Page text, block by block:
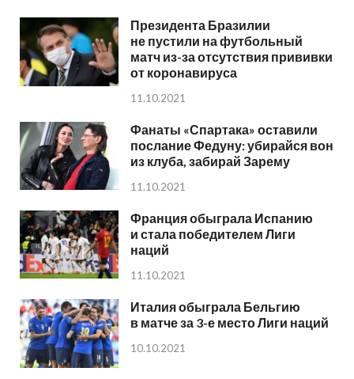
Президента Бразилии
не пустили на футбольный
матч из-за отсутствия прививки
от коронавируса
11.10.2021
Фанаты «Спартака» оставили
послание Федуну: убирайся вон
из клуба, забирай Зарему
11.10.2021
Франция обыграла Испанию
и стала победителем Лиги
наций
11.10.2021
Италия обыграла Бельгию
в матче за 3-е место Лиги наций
10.10.2021